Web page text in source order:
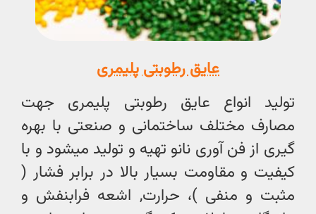
عایق رطوبتی پلیمری
تولید انواع عایق رطوبتی پلیمری جهت
مصارف مختلف ساختمانی و صنعتی با بهره
گیری از فن آوری نانو تهیه و تولید میشود و با
کیفیت و مقاومت بسیار بالا در برابر فشار (
مثبت و منفی )، حرارت, اشعه فرابنفش و